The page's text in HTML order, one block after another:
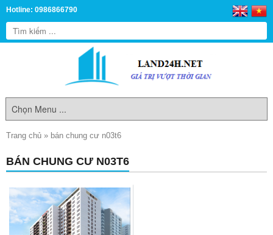
Hotline: 0986866790
Trang chủ » bán chung cư n03t6
BÁN CHUNG CƯ N03T6